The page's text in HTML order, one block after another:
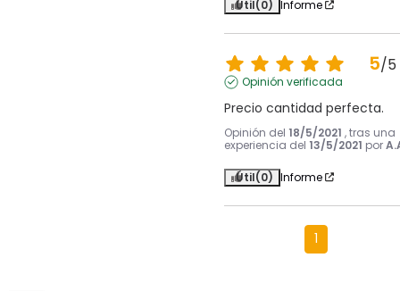
Útil(0) Informe
5/5
Opinión verificada
Precio cantidad perfecta.
Opinión del 18/5/2021 , tras una
experiencia del 13/5/2021 por
Útil(0) Informe
1